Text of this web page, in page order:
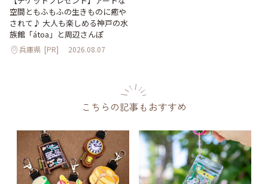
空間ともふもふの生きものに癒や
されて♪ 大人も楽しめる神戸の水
族館「átoa」と周辺さんぽ
兵庫県 [PR] 2026.08.07
こちらの記事もおすすめ